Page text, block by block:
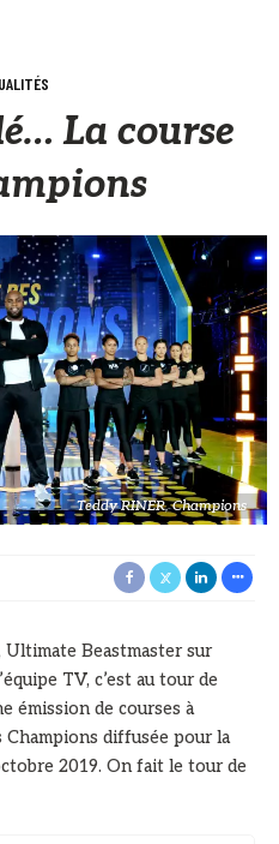
La course
Teddy RINER, Champions
Beastmaster sur
TV, c’est au tour de
émission de courses à
Champions diffusée pour la
2019. On fait le tour de